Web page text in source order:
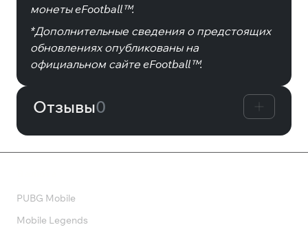
монеты eFootball™.
*Дополнительные сведения о предстоящих
обновлениях опубликованы на
официальном сайте eFootball™.
Отзывы0
PUBG Mobile
Mobile Legends